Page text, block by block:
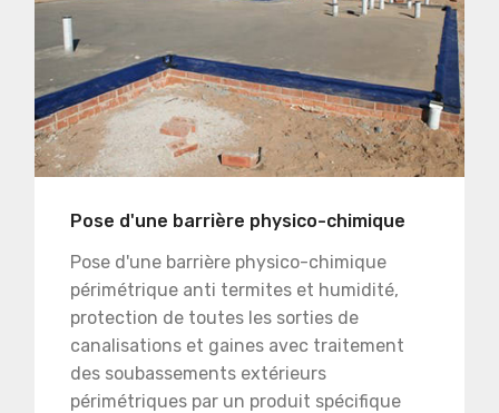
Pose d'une barrière physico-chimique
Pose d'une barrière physico-chimique
périmétrique anti termites et humidité,
protection de toutes les sorties de
canalisations et gaines avec traitement
des soubassements extérieurs
périmétriques par un produit spécifique